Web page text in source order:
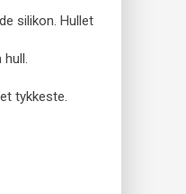
silikon. Hullet
tykkeste.